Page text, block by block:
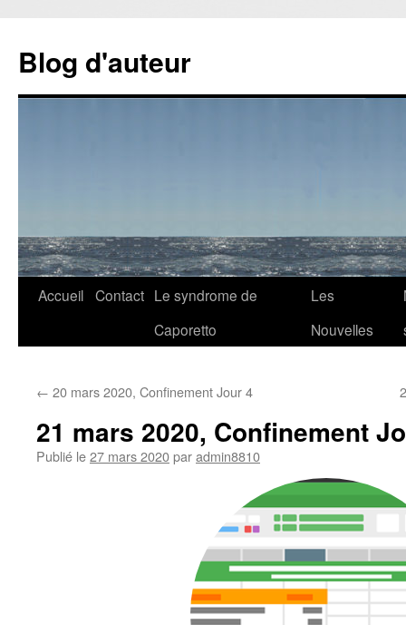
contenu
Blog d'auteur
Accueil Contact Le syndrome de
Caporetto
Les
Nouvelles
← 20 mars 2020, Confinement Jour 4
21 mars 2020, Confinement
Publié le27 mars 2020paradmin8810